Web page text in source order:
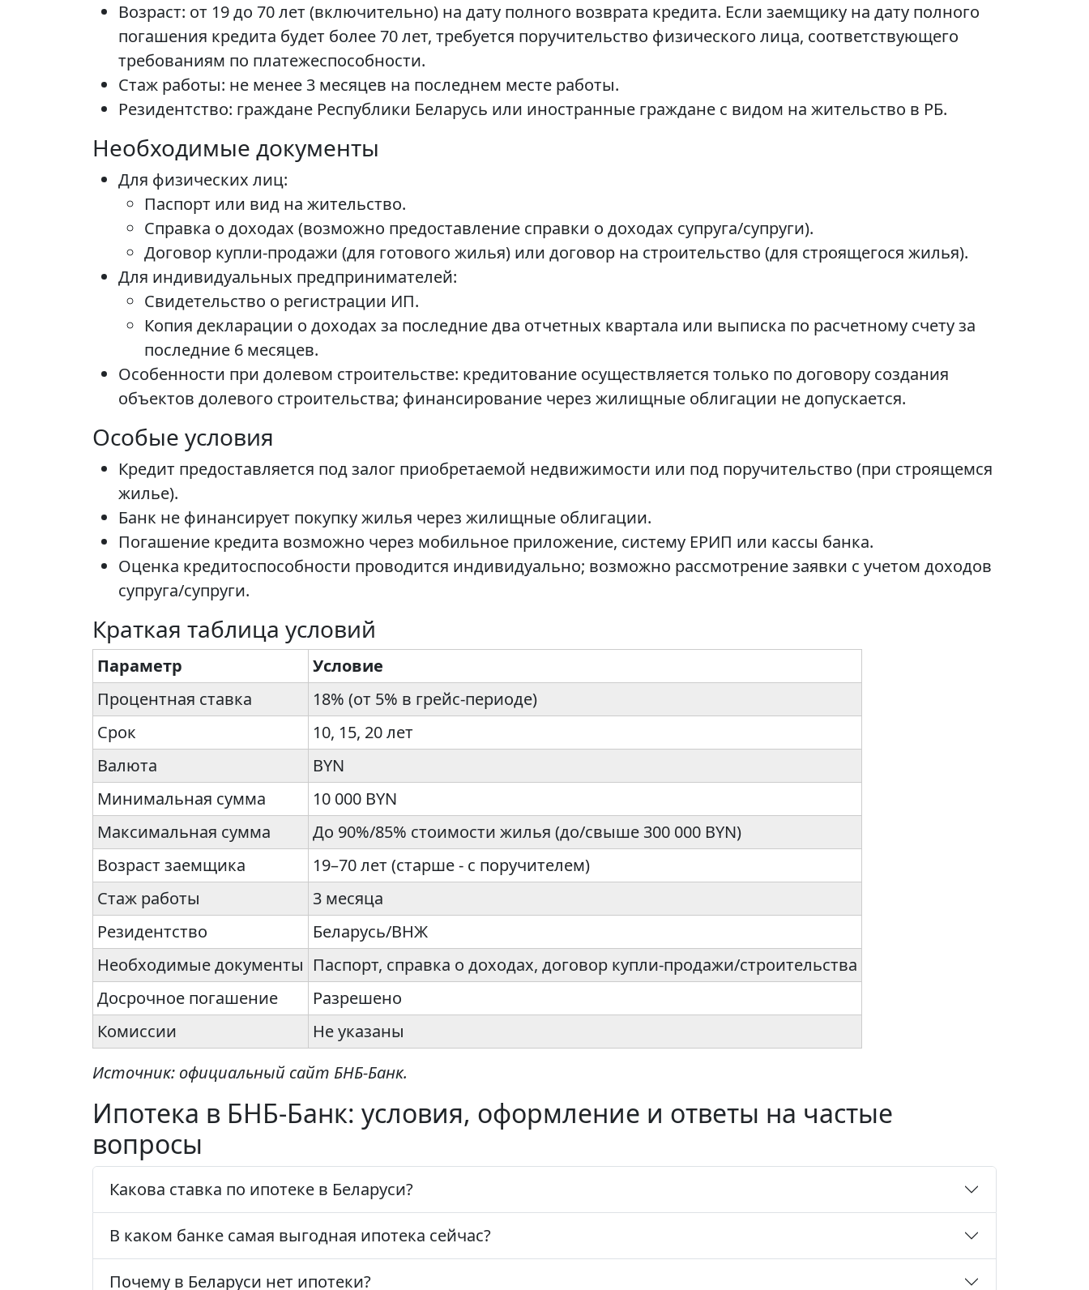
Возраст: от 19 до 70 лет (включительно) на дату полного возврата кредита. Если заемщику на дату полного
погашения кредита будет более 70 лет, требуется поручительство физического лица, соответствующего
требованиям по платежеспособности.
Стаж работы: не менее 3 месяцев на последнем месте работы.
Резидентство: граждане Республики Беларусь или иностранные граждане с видом на жительство в РБ.
Необходимые документы
Для физических лиц:
Паспорт или вид на жительство.
Справка о доходах (возможно предоставление справки о доходах супруга/супруги).
Договор купли-продажи (для готового жилья) или договор на строительство (для строящегося жилья).
Для индивидуальных предпринимателей:
Свидетельство о регистрации ИП.
Копия декларации о доходах за последние два отчетных квартала или выписка по расчетному счету за
последние 6 месяцев.
Особенности при долевом строительстве: кредитование осуществляется только по договору создания
объектов долевого строительства; финансирование через жилищные облигации не допускается.
Особые условия
Кредит предоставляется под залог приобретаемой недвижимости или под поручительство (при строящемся
жилье).
Банк не финансирует покупку жилья через жилищные облигации.
Погашение кредита возможно через мобильное приложение, систему ЕРИП или кассы банка.
Оценка кредитоспособности проводится индивидуально; возможно рассмотрение заявки с учетом доходов
супруга/супруги.
Краткая таблица условий
Параметр
Условие
Процентная ставка
18% (от 5% в грейс-периоде)
Срок
10, 15, 20 лет
Валюта
BYN
Минимальная сумма
10 000 BYN
Максимальная сумма
До 90%/85% стоимости жилья (до/свыше 300 000 BYN)
Возраст заемщика
19–70 лет (старше - с поручителем)
Стаж работы
3 месяца
Резидентство
Беларусь/ВНЖ
Необходимые документы Паспорт, справка о доходах, договор купли-продажи/строительства
Досрочное погашение
Разрешено
Комиссии
Не указаны
Источник: официальный сайт БНБ-Банк.
Ипотека в БНБ-Банк: условия, оформление и ответы на частые
вопросы
Какова ставка по ипотеке в Беларуси?
В каком банке самая выгодная ипотека сейчас?
Почему в Беларуси нет ипотеки?